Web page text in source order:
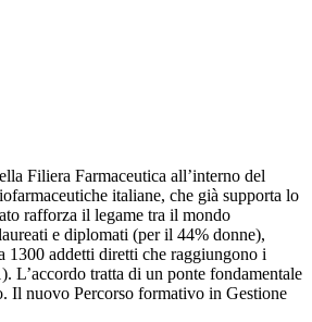
Filiera Farmaceutica all’interno del
italiane, che già supporta lo
rafforza il legame tra il mondo
e diplomati (per il 44% donne),
1300 addetti diretti che raggiungono i
tratta di un ponte fondamentale
Il nuovo Percorso formativo in Gestione